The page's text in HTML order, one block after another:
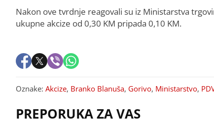
Nakon ove tvrdnje reagovali su iz Ministarstva
ukupne akcize od 0,30 KM pripada 0,10 KM.
Oznake: Akcize, Branko Blanuša, Gorivo, Ministarstvo,
PREPORUKA ZA VAS